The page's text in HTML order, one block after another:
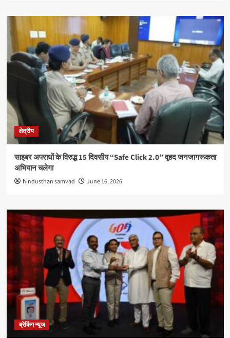
क्षेत्रीय
साइबर अपराधों के विरुद्ध 15 दिवसीय “Safe Click 2.0” वृहद जनजागरूकता
अभियान चलेगा
hindusthan samvad June 16, 2026
ब्रेकिंग न्यूज